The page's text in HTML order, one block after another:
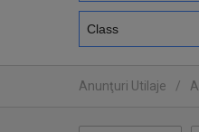
Anunţuri Utilaje /